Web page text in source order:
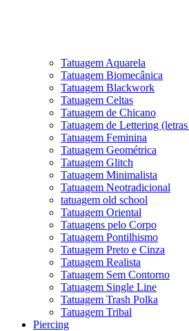
Tatuagem Aquarela
Tatuagem Biomecânica
Tatuagem Blackwork
Tatuagem Celtas
Tatuagem de Chicano
Tatuagem de Lettering
Tatuagem Feminina
Tatuagem Geométrica
Tatuagem Glitch
Tatuagem Minimalista
Tatuagem Neotradicional
tatuagem old school
Tatuagem Oriental
Tatuagens pelo Corpo
Tatuagem Pontilhismo
Tatuagem Preto e Cinza
Tatuagem Realista
Tatuagem Sem Contorno
Tatuagem Single Line
Tatuagem Trash Polka
Tatuagem Tribal
Piercing